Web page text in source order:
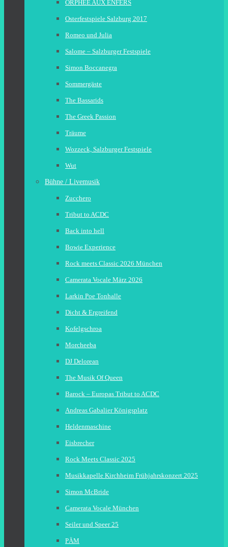
ORPHÉE AUX ENFERS
Osterfestspiele Salzburg 2017
Romeo und Julia
Salome – Salzburger Festspiele
Simon Boccanegra
Sommergäste
The Bassarids
The Greek Passion
Träume
Wozzeck, Salzburger Festspiele
Wut
Bühne / Livemusik
Zucchero
Tribut to ACDC
Back into hell
Bowie Experience
Rock meets Classic 2026 München
Camerata Vocale März 2026
Larkin Poe Tonhalle
Dicht & Ergreifend
Kofelgschroa
Morcheeba
DJ Delorean
The Musik Of Queen
Barock – Europas Tribut to ACDC
Andreas Gabalier Königsplatz
Heldenmaschine
Eisbrecher
Rock Meets Classic 2025
Musikkapelle Kirchheim Frühjahrskonzert 2025
Simon McBride
Camerata Vocale München
Seiler und Speer 25
PÄM